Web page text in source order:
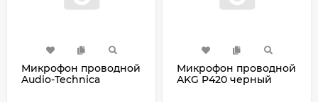
Микрофон проводной
Audio-Technica
Микрофон проводной
AKG P420 черный